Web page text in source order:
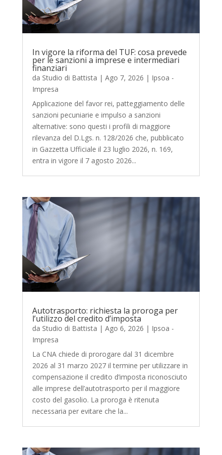
In vigore la riforma del TUF: cosa prevede
per le sanzioni a imprese e intermediari
finanziari
da Studio di Battista | Ago 7, 2026 | Ipsoa -
Impresa
Applicazione del favor rei, patteggiamento delle
sanzioni pecuniarie e impulso a sanzioni
alternative: sono questi i profili di maggiore
rilevanza del D.Lgs. n. 128/2026 che, pubblicato
in Gazzetta Ufficiale il 23 luglio 2026, n. 169,
entra in vigore il 7 agosto 2026...
Autotrasporto: richiesta la proroga per
l’utilizzo del credito d’imposta
da Studio di Battista | Ago 6, 2026 | Ipsoa -
Impresa
La CNA chiede di prorogare dal 31 dicembre
2026 al 31 marzo 2027 il termine per utilizzare in
compensazione il credito d’imposta riconosciuto
alle imprese dell’autotrasporto per il maggiore
costo del gasolio. La proroga è ritenuta
necessaria per evitare che la...